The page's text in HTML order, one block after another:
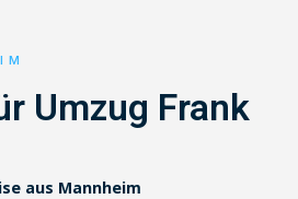
Umzug Frank
aus Mannheim